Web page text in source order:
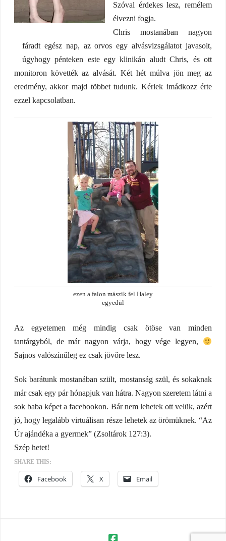
Szóval érdekes lesz, remélem
élvezni fogja.
Chris mostanában nagyon
fáradt egész nap, az orvos egy alvásvizsgálatot javasolt,
úgyhogy pénteken este egy klinikán aludt Chris, és ott
monitoron követték az alvását. Két hét múlva jön meg az
eredmény, akkor majd többet tudunk. Kérlek imádkozz érte
ezzel kapcsolatban.
ezen a falon mászik fel Haley
egyedül
Az egyetemen még mindig csak ötöse van minden
tantárgyból, de már nagyon várja, hogy vége legyen,
Sajnos valószínűleg ez csak jövőre lesz.
Sok barátunk mostanában szült, mostanság szül, és sokaknak
már csak egy pár hónapjuk van hátra. Nagyon szeretem látni a
sok baba képet a facebookon. Bár nem lehetek ott velük, azért
jó, hogy legalább virtuálisan része lehetek az örömüknek. “Az
Úr ajándéka a gyermek” (Zsoltárok 127:3).
Szép hetet!
SHARE THIS:
Facebook X Email